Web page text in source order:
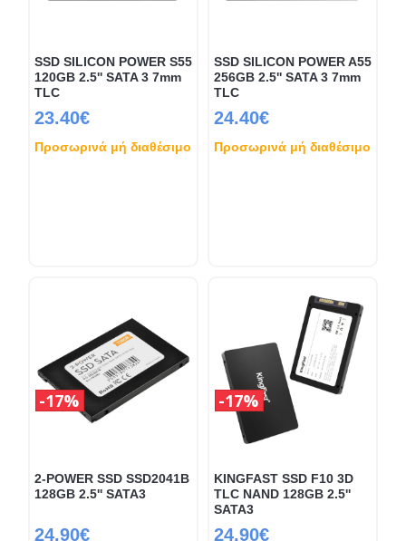
SSD SILICON POWER S55
120GB 2.5'' SATA 3 7mm
TLC
23.40€
Προσωρινά μή διαθέσιμο
SSD SILICON POWER A55
256GB 2.5'' SATA 3 7mm
TLC
24.40€
Προσωρινά μή διαθέσιμο
2-POWER SSD SSD2041B
128GB 2.5'' SATA3
24.90€
17%
KINGFAST SSD F10 3D
TLC NAND 128GB 2.5''
SATA3
24.90€
17%